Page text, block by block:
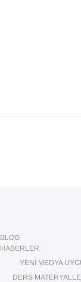
BLOG
HABERLER
YENI MEDYA
DERS